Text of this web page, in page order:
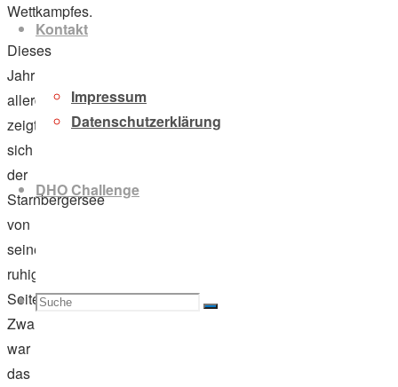
Kontakt
Impressum
Datenschutzerklärung
DHO Challenge
Suche
Suchen
Suche
Wettkampfes.
Dieses
Jahr
allerdings
zeigte
sich
der
Starnbergersee
von
seiner
ruhigen
Seite.
Zwar
war
das